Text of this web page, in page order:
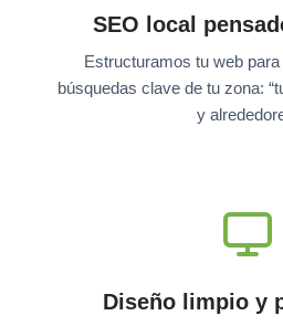
SEO local
Estructuramos tu web
búsquedas clave de tu zona:
y
Diseño limpio y